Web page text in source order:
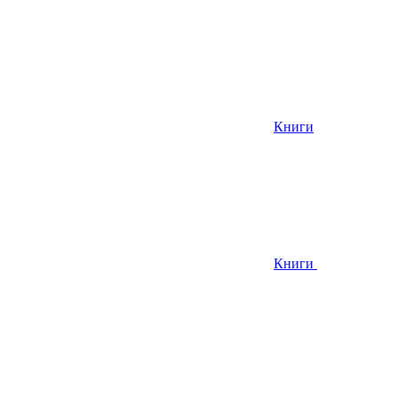
Книги
Книги